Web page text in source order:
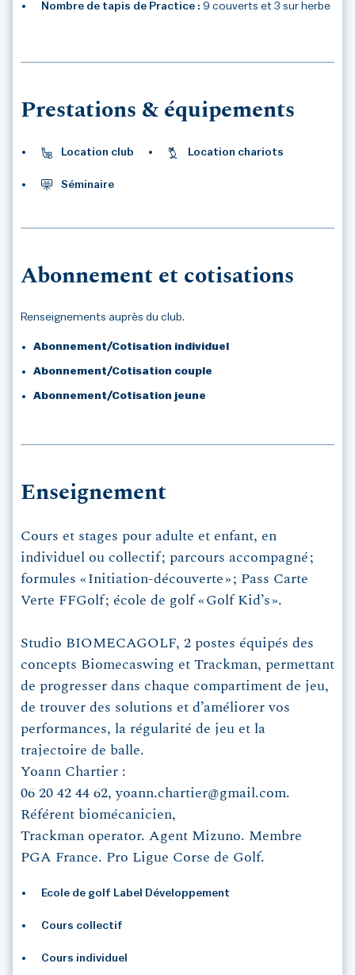
Nombre de tapis de Practice : 9 couverts et 3 sur herbe
Prestations & équipements
Location club Location chariots
Séminaire
Abonnement et cotisations
Renseignements auprès du club.
Abonnement/Cotisation individuel
Abonnement/Cotisation couple
Abonnement/Cotisation jeune
Enseignement
Cours et stages pour adulte et enfant, en
individuel ou collectif ; parcours accompagné ;
formules « Initiation-découverte » ; Pass Carte
Verte FFGolf ; école de golf « Golf Kid’s ».
Studio BIOMECAGOLF, 2 postes équipés des
concepts Biomecaswing et Trackman, permettant
de progresser dans chaque compartiment de jeu,
de trouver des solutions et d’améliorer vos
performances, la régularité de jeu et la
trajectoire de balle.
Yoann Chartier :
06 20 42 44 62, yoann.chartier@gmail.com.
Référent biomécanicien,
Trackman operator. Agent Mizuno. Membre
PGA France. Pro Ligue Corse de Golf.
Ecole de golf Label Développement
Cours collectif
Cours individuel